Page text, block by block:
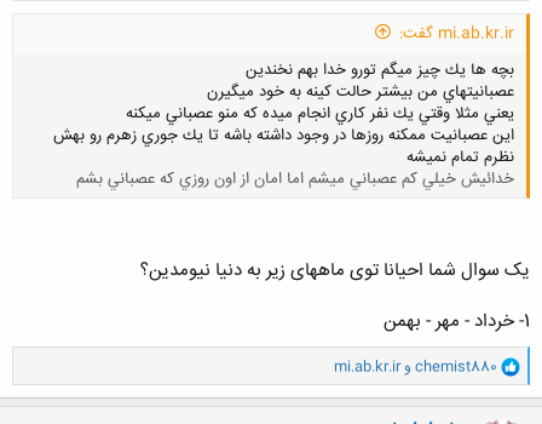
mi.ab.kr.ir گفت:
بچه ها يك چيز ميگم تورو خدا بهم نخندين
عصبانيتهاي من بيشتر حالت كينه به خود ميگيرن
يعني مثلا وقتي يك نفر كاري انجام ميده كه منو عصباني ميكنه
اين عصبانيت ممكنه روزها در وجود داشته باشه تا يك جوري زهرم رو بهش
نظرم تمام نميشه
خدائيش خيلي كم عصباني ميشم اما امان از اون روزي كه عصباني بشم
یک سوال شما احیانا توی ماههای زیر به دنیا نیومدین؟
1- خرداد - مهر - بهمن
و
ا
ک
chemist880 وmi.ab.kr.ir